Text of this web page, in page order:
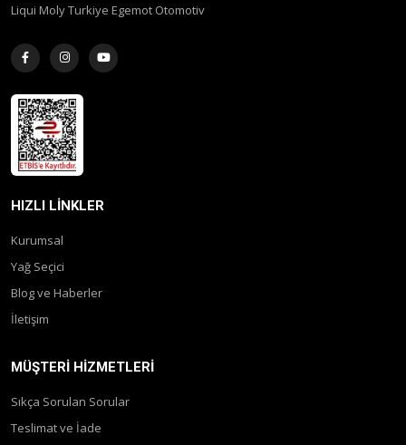
Liqui Moly Turkiye Egemot Otomotiv
HIZLI LINKLER
Kurumsal
Yağ Seçici
Blog ve Haberler
İletişim
MÜŞTERI HIZMETLERI
Sıkça Sorulan Sorular
Teslimat ve İade